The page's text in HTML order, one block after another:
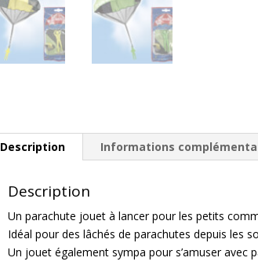
Description Informations
Description
Un parachute jouet à lancer pour les petits
Idéal pour des lâchés de parachutes depuis les
Un jouet également sympa pour s’amuser avec